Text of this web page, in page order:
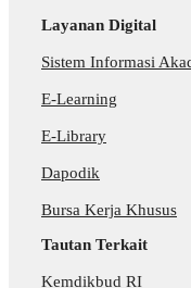
Layanan Digital
Sistem Informasi
E-Learning
E-Library
Dapodik
Bursa Kerja Khusus
Tautan Terkait
Kemdikbud RI